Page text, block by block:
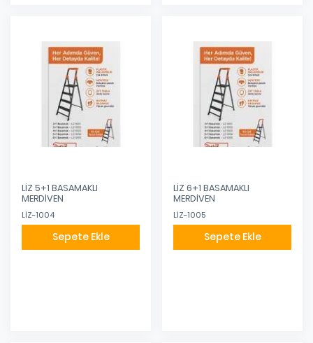
LİZ 5+1 BASAMAKLI
MERDİVEN
LİZ-1004
Sepete Ekle
LİZ 6+1 BASAMAKLI
MERDİVEN
LİZ-1005
Sepete Ekle